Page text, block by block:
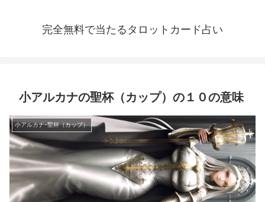
完全無料で当たるタロットカード占い
小アルカナの聖杯（カップ）の１０の意味
小アルカナｰ聖杯（カップ）